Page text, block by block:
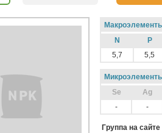
N
P
5,7
5,5
Sе
Ag
-
-
Группа на сайте